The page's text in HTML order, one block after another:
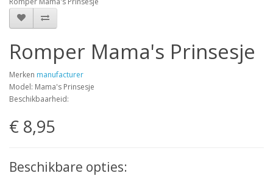
Romper Mama's Prinsesje
Merken manufacturer
Model: Mama's Prinsesje
Beschikbaarheid:
€ 8,95
Beschikbare opties: